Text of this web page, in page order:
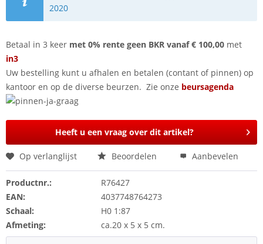
2020
Betaal in 3 keer met 0% rente geen BKR vanaf € 100,00 met
in3
Uw bestelling kunt u afhalen en betalen (contant of pinnen) op
kantoor en op de diverse beurzen. Zie onze beursagenda
Heeft u een vraag over dit artikel?
Op verlanglijst Beoordelen Aanbevelen
Productnr.:
R76427
EAN:
4037748764273
Schaal:
H0 1:87
Afmeting:
ca.20 x 5 x 5 cm.